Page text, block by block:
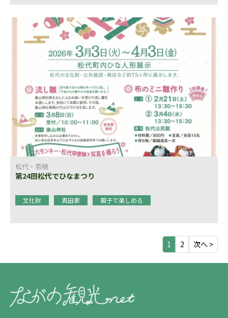
松代・若穂
第24回松代でひなまつり
文化財 真田家 親子で楽しめる
1 2 次へ >